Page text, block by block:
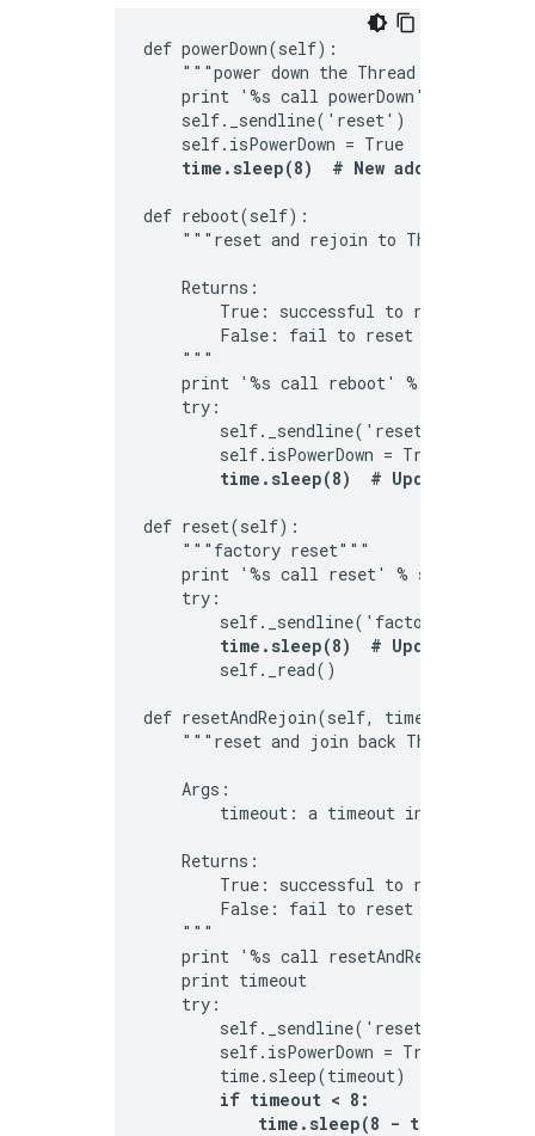
def powerDown(self):
    """power down the Thread device"""
print '%s call powerDown' %
    self._sendline('reset')
    self.isPowerDown = True
time.sleep(8)  # New addition
def reboot(self):
"""reset and rejoin to Thread
    Returns:
True: successful to reset and
False: fail to reset and rejoin
    """
    print '%s call reboot' % self.port
    try:
        self._sendline('reset')
        self.isPowerDown = True
time.sleep(8)  # Updated from
def reset(self):
    """factory reset"""
    print '%s call reset' % self.port
    try:
        self._sendline('factoryreset')
time.sleep(8)  # Updated from
        self._read()
def resetAndRejoin(self, timeout):
"""reset and join back Thread
    Args:
timeout: a timeout interval
    Returns:
True: successful to reset and
False: fail to reset and rejoin
    """
print '%s call resetAndRejoin' %
    print timeout
    try:
        self._sendline('reset')
        self.isPowerDown = True
        time.sleep(timeout)
if timeout < 8:      # Sleep a
            time.sleep(8 - timeout)